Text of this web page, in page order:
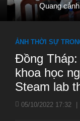
Quang
ẢNH THỜI SỰ
Đồng
khoa học
Steam lab
nghệ số
05/10/2022 17:32